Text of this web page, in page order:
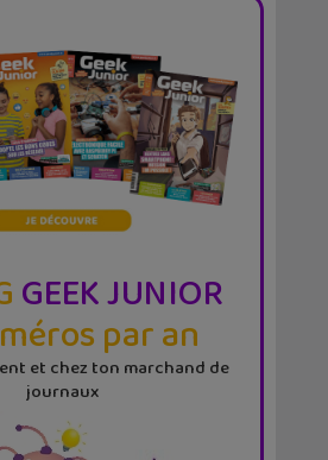
GEEK JUNIOR
par an
et chez ton marchand de
journaux